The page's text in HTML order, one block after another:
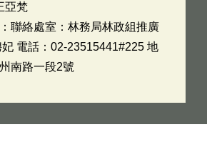
亞梵
聯絡處室：林務局林政組推廣
電話：02-23515441#225 地
南路一段2號